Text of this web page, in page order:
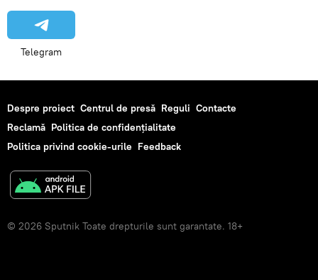
Telegram
Despre proiect Centrul de presă Reguli Contacte
Reclamă Politica de confidențialitate
Politica privind cookie-urile Feedback
© 2026 Sputnik Toate drepturile sunt garantate. 18+